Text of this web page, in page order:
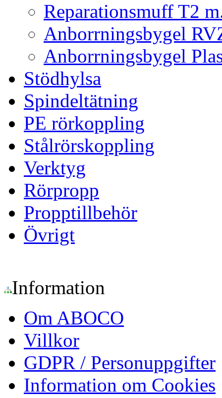
Reparationsmuff T2
Anborrningsbygel
Anborrningsbygel
Stödhylsa
Spindeltätning
PE rörkoppling
Stålrörskoppling
Verktyg
Rörpropp
Propptillbehör
Övrigt
Information
Om ABOCO
Villkor
GDPR / Personuppgifter
Information om Cookies